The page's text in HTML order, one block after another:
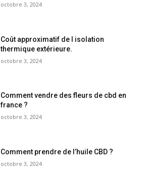
octobre 3, 2024
Coût approximatif de l isolation
thermique extérieure.
octobre 3, 2024
Comment vendre des fleurs de cbd en
france ?
octobre 3, 2024
Comment prendre de l’huile CBD ?
octobre 3, 2024